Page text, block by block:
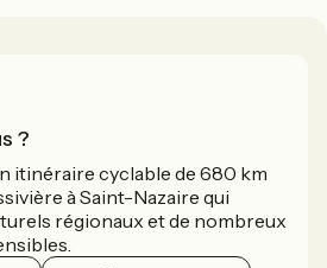
?
itinéraire cyclable de 680 km
à Saint-Nazaire qui
régionaux et de nombreux